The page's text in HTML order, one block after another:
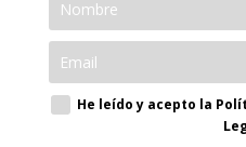
He leído y acepto la